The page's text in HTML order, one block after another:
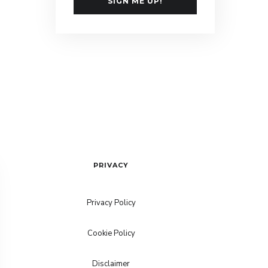
PRIVACY
Privacy Policy
Cookie Policy
Disclaimer